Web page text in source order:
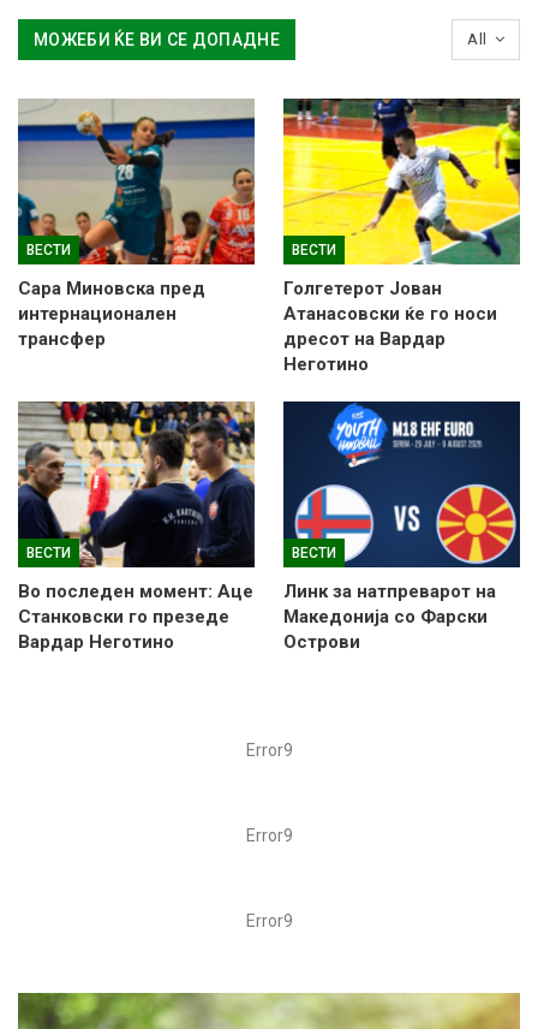
All
МОЖЕБИ ЌЕ ВИ СЕ ДОПАДНЕ
ВЕСТИ
Сара Миновска пред
интернационален
трансфер
ВЕСТИ
Голгетерот Јован
Атанасовски ќе го носи
дресот на Вардар
Неготино
ВЕСТИ
Во последен момент: Аце
Станковски го презеде
Вардар Неготино
ВЕСТИ
Линк за натпреварот на
Македонија со Фарски
Острови
Error9
Error9
Error9